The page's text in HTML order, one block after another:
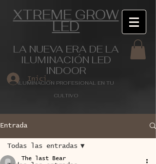
XTREME GROW
LED
LA NUEVA ERA DE LA
ILUMINACIÓN LED
INDOOR
ILUMINACIÓN PROFESIONAL EN TU
CULTIVO
Iniciar sesión
Entrada
Todas las entradas
The last Bear